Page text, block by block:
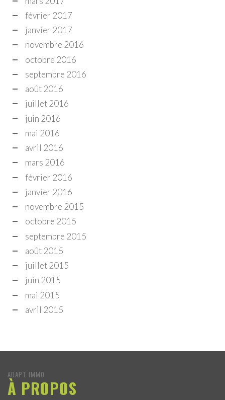
février 2017
janvier 2017
novembre 2016
octobre 2016
septembre 2016
août 2016
juillet 2016
juin 2016
mai 2016
avril 2016
mars 2016
février 2016
janvier 2016
novembre 2015
octobre 2015
septembre 2015
août 2015
juillet 2015
juin 2015
mai 2015
avril 2015
ADAPT IMMO
À PROPOS